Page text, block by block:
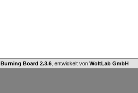
Burning Board 2.3.6 , entwickelt von WoltLab GmbH